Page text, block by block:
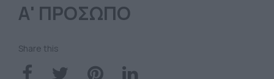
Α' ΠΡΟΣΩΠΟ
Share this